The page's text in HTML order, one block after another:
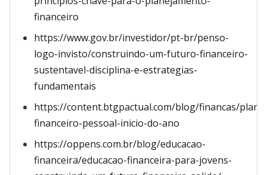
financeiro
https://www.gov.br/investidor/pt-br/penso-
logo-invisto/construindo-um-futuro-financeiro-
sustentavel-disciplina-e-estrategias-
fundamentais
https://content.btgpactual.com/blog/financas/
financeiro-pessoal-inicio-do-ano
https://oppens.com.br/blog/educacao-
financeira/educacao-financeira-para-jovens-